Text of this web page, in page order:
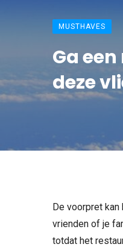
MUSTHAVES
Ga
deze
De voorpret
vrienden of je
totdat het